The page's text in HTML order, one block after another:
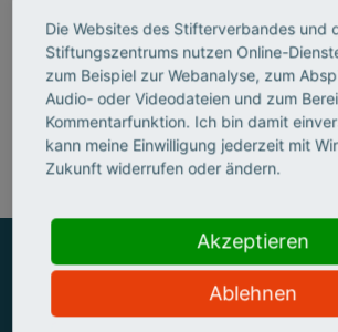
Mehr zum Handlungsfeld
Kompetenzen"
ZUSAMMEN MEHR
Die Websites des Stifterverbandes und
Stiftungszentrums nutzen Online-
zum Beispiel zur Webanalyse, zum
Audio- oder Videodateien und zum
Kommentarfunktion. Ich bin damit
kann meine Einwilligung jederzeit mit
Zukunft widerrufen oder ändern.
Akzeptieren
Ablehnen